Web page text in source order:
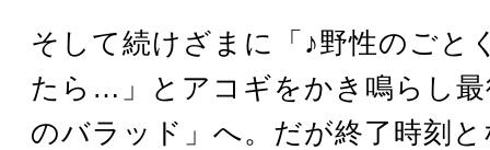
そして続けざまに「♪野性のごと
たら…」とアコギをかき鳴らし最
のバラッド」へ。だが終了時刻